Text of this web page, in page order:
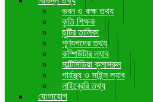
ভবন ও কক্ষ তথ্য
কৃতি শিক্ষক
ছুটির তালিকা
শূণ্যপদের তথ্য
কম্পিউটার ল্যাব
মাল্টিমিডিয়া ক্লাসরুম
গার্হস্থ্য ও সাইন্স ল্যাব
লাইব্রেরি তথ্য
যোগাযোগ